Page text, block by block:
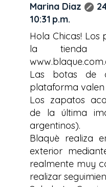
Marina Diaz
10:31 p.m.
Hola Chicas!
la tienda
Las botas de
plataforma valen
Los zapatos
de la última
argentinos).
Blaquè realiza
exterior
realmente muy
realizar